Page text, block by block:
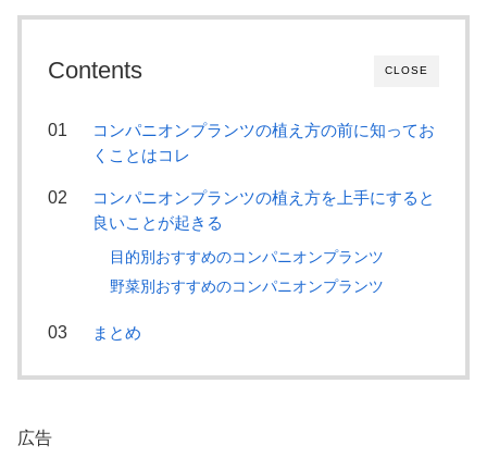
CLOSE
Contents
コンパニオンプランツの植え方の前に知ってお
くことはコレ
コンパニオンプランツの植え方を上手にすると
良いことが起きる
目的別おすすめのコンパニオンプランツ
野菜別おすすめのコンパニオンプランツ
まとめ
広告